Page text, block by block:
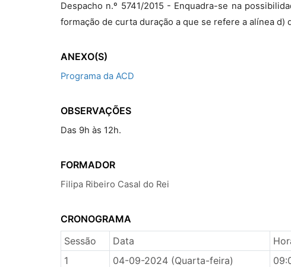
Despacho n.º 5741/2015 - Enquadra-se na
formação de curta duração a que se refere a alínea
ANEXO(S)
Programa da ACD
OBSERVAÇÕES
Das 9h às 12h.
FORMADOR
Filipa Ribeiro Casal do Rei
CRONOGRAMA
Sessão
Data
1
04-09-2024 (Quarta-feira)